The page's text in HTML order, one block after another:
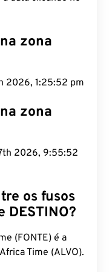
zona
2026, 1:25:53 pm
zona
2026, 9:55:53
os fusos
DESTINO?
(FONTE) é a
Time (ALVO).